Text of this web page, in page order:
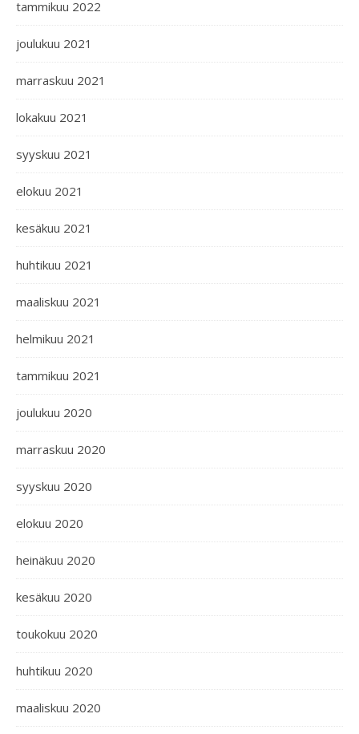
tammikuu 2022
joulukuu 2021
marraskuu 2021
lokakuu 2021
syyskuu 2021
elokuu 2021
kesäkuu 2021
huhtikuu 2021
maaliskuu 2021
helmikuu 2021
tammikuu 2021
joulukuu 2020
marraskuu 2020
syyskuu 2020
elokuu 2020
heinäkuu 2020
kesäkuu 2020
toukokuu 2020
huhtikuu 2020
maaliskuu 2020